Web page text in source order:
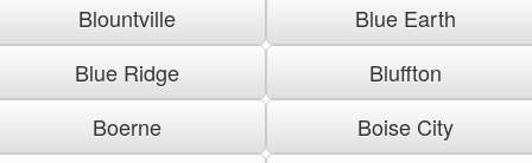
Blountville
Blue Earth
Blue Ridge
Bluffton
Boerne
Boise City